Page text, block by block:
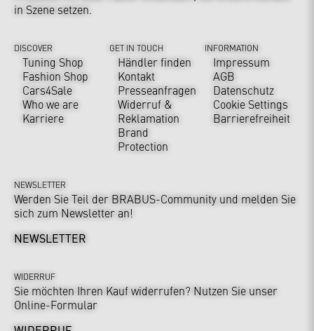
in Szene setzen.
DISCOVER
Tuning Shop
Fashion Shop
Cars4Sale
Who we are
Karriere
GET IN TOUCH
Händler finden
Kontakt
Presseanfragen
Widerruf &
Reklamation
Brand
Protection
INFORMATION
Impressum
AGB
Datenschutz
Cookie Settings
Barrierefreiheit
NEWSLETTER
Werden Sie Teil der BRABUS-Community und melden Sie
sich zum Newsletter an!
NEWSLETTER
WIDERRUF
Sie möchten Ihren Kauf widerrufen? Nutzen Sie unser
Online-Formular